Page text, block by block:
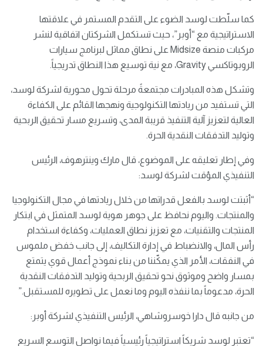
كما سلّطت لوسد الضوء على التقدم المستمر في علاقتها
الاستراتيجية مع “أوبر”، حيث تستكمل الشركتان اتفاقية لنشر
مركبات منصة Midsize على نطاق مماثل لبرنامج سيارات
الروبوتاكسي Gravity، مع نية توسيع هذا النطاق تدريجياً.
وتشكل هذه المبادرات مجتمعةً مرحلة تحول محورية لشركة لوسد،
التي تستفيد من ريادتها التكنولوجية ونهجها القائم على الكفاءة
العالية لتعزيز آلية التنفيذ قريبة المدى، وتسريع مسار تحقيق الربحية
وتوليد التدفقات النقدية الحرة.
وفي إطار تعليقه على الموضوع، قال مارك وينترهوف، الرئيس
التنفيذي المؤقت لشركة لوسد:
“أثبتت لوسد بالفعل قدراتها من خلال ريادتها في مجال التكنولوجيا
والمنتجات. واليوم نحافظ على جوهر هوية لوسد المتمثل في ابتكار
المنتجات والتقنيات، مع تعزيز نطاق العمليات، وكفاءة استخدام
رأس المال، والانضباط في إدارة التكاليف، إلى جانب خفض ملموس
في النفقات، الأمر الذي يمكّننا من بناء نموذج أعمال قوي يتمتع
بمسار واضح وموثوق نحو تحقيق الربحية وتوليد التدفقات النقدية
الحرة، مدعوماً بما ننفذه اليوم وما نعمل على تطويره للمستقبل.”
من جانبه قال دارا خوسروشاهي، الرئيس التنفيذي لشركة أوبر:
“تعتبر لوسد شريكاً استراتيجياً رئيسياً فيما نواصل التوسع السريع